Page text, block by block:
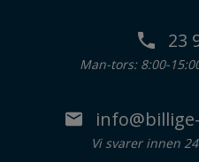
23
Man-tors: 8:00-
Vi svarer innen